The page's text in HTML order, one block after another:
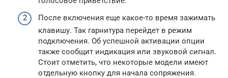
После включения еще какое-то время зажимать
клавишу. Так гарнитура перейдет в режим
подключения. Об успешной активации опции
также сообщит индикация или звуковой сигнал.
Стоит отметить, что некоторые модели имеют
отдельную кнопку для начала сопряжения.